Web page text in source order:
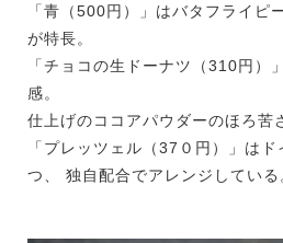
「青（500円）」はバタフライピ
が特長。
「チョコの生ドーナツ（310円）
感。
仕上げのココアパウダーのほろ苦
「プレッツェル（37０円）」は
つ、 独自配合でアレンジしている